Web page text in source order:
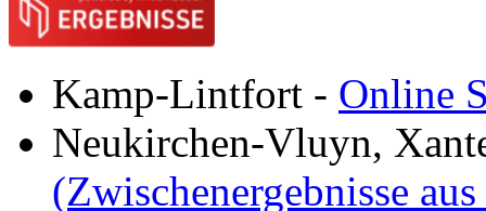
Kamp-Lintfort - Online
Neukirchen-Vluyn,
(Zwischenergebnisse